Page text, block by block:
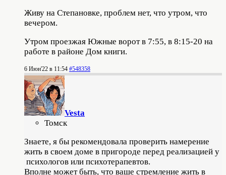
Живу на Степановке, проблем нет, что утром, что
вечером.
Утром проезжая Южные ворот в 7:55, в 8:15-20 на
работе в районе Дом книги.
6 Июн'22 в 11:54 #548358
Vesta
Томск
Знаете, я бы рекомендовала проверить намерение
жить в своем доме в пригороде перед реализацией у
психологов или психотерапевтов.
Вполне может быть, что ваше стремление жить в